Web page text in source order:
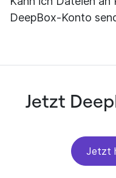
konsistente,
DeepBox-Konto
erstellen und
Jetzt
Jetzt